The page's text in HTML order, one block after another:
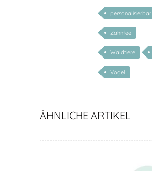
personalisierbar
Zahnfee
Waldtiere
Vogel
ÄHNLICHE ARTIKEL